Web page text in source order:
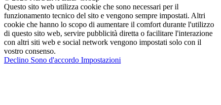
Questo sito web utilizza cookie che sono necessari per il
funzionamento tecnico del sito e vengono sempre impostati. Altri
cookie che hanno lo scopo di aumentare il comfort durante l'utilizzo
di questo sito web, servire pubblicità diretta o facilitare l'interazione
con altri siti web e social network vengono impostati solo con il
vostro consenso.
Declino Sono d'accordo Impostazioni